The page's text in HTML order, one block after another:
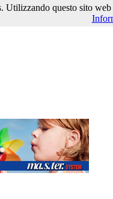
Utilizzando questo sito